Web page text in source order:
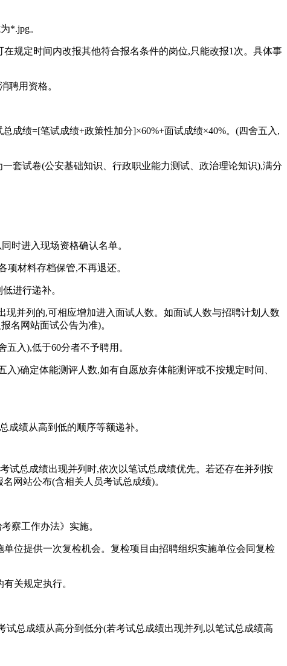
*.jpg。
规定时间内改报其他符合报名条件的岗位,只能改报1次。具体事
聘用资格。
成绩=[笔试成绩+政策性加分]×60%+面试成绩×40%。(四舍五入,
套试卷(公安基础知识、行政职业能力测试、政治理论知识),满分
时进入现场资格确认名单。
材料存档保管,不再退还。
进行递补。
并列的,可相应增加进入面试人数。如面试人数与招聘计划人数
名网站面试公告为准)。
入),低于60分者不予聘用。
)确定体能测评人数,如有自愿放弃体能测评或不按规定时间、
成绩从高到低的顺序等额递补。
试总成绩出现并列时,依次以笔试总成绩优先。若还存在并列按
网站公布(含相关人员考试总成绩)。
察工作办法》实施。
位提供一次复检机会。复检项目由招聘组织实施单位会同复检
关规定执行。
总成绩从高分到低分(若考试总成绩出现并列,以笔试总成绩高